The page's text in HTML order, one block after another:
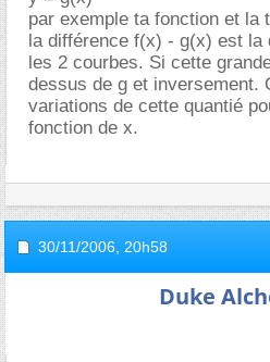
par exemple ta fonction et la
la différence f(x) - g(x) est la
les 2 courbes. Si cette
dessus de g et inversement.
variations de cette quantié
fonction de x.
30/11/2006, 20h58
Duke